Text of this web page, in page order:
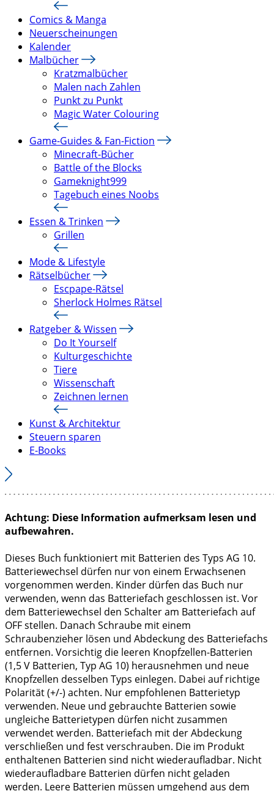
Comics & Manga
Neuerscheinungen
Kalender
Malbücher
Kratzmalbücher
Malen nach Zahlen
Punkt zu Punkt
Magic Water Colouring
Game-Guides & Fan-Fiction
Minecraft-Bücher
Battle of the Blocks
Gameknight999
Tagebuch eines Noobs
Essen & Trinken
Grillen
Mode & Lifestyle
Rätselbücher
Escpape-Rätsel
Sherlock Holmes Rätsel
Ratgeber & Wissen
Do It Yourself
Kulturgeschichte
Tiere
Wissenschaft
Zeichnen lernen
Kunst & Architektur
Steuern sparen
E-Books
Achtung: Diese Information aufmerksam lesen und
aufbewahren.
Dieses Buch funktioniert mit Batterien des Typs AG 10.
Batteriewechsel dürfen nur von einem Erwachsenen
vorgenommen werden. Kinder dürfen das Buch nur
verwenden, wenn das Batteriefach geschlossen ist. Vor
dem Batteriewechsel den Schalter am Batteriefach auf
OFF stellen. Danach Schraube mit einem
Schraubenzieher lösen und Abdeckung des Batteriefachs
entfernen. Vorsichtig die leeren Knopfzellen-Batterien
(1,5 V Batterien, Typ AG 10) herausnehmen und neue
Knopfzellen desselben Typs einlegen. Dabei auf richtige
Polarität (+/-) achten. Nur empfohlenen Batterietyp
verwenden. Neue und gebrauchte Batterien sowie
ungleiche Batterietypen dürfen nicht zusammen
verwendet werden. Batteriefach mit der Abdeckung
verschließen und fest verschrauben. Die im Produkt
enthaltenen Batterien sind nicht wiederaufladbar. Nicht
wiederaufladbare Batterien dürfen nicht geladen
werden. Leere Batterien müssen umgehend aus dem